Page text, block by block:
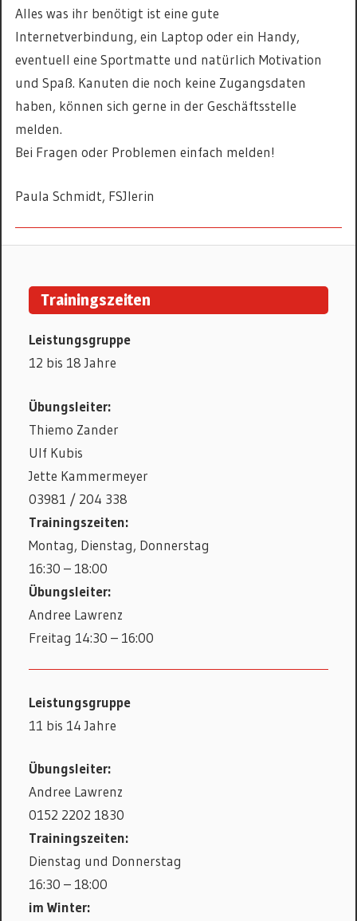
Alles was ihr benötigt ist eine gute
Internetverbindung, ein Laptop oder ein Handy,
eventuell eine Sportmatte und natürlich Motivation
und Spaß. Kanuten die noch keine Zugangsdaten
haben, können sich gerne in der Geschäftsstelle
melden.
Bei Fragen oder Problemen einfach melden!
Paula Schmidt, FSJlerin
KANURENNSPORT
Trainingszeiten
Leistungsgruppe
12 bis 18 Jahre
Übungsleiter:
Thiemo Zander
Ulf Kubis
Jette Kammermeyer
03981 / 204 338
Trainingszeiten:
Montag, Dienstag, Donnerstag
16:30 – 18:00
Übungsleiter:
Andree Lawrenz
Freitag 14:30 – 16:00
Leistungsgruppe
11 bis 14 Jahre
Übungsleiter:
Andree Lawrenz
0152 2202 1830
Trainingszeiten:
Dienstag und Donnerstag
16:30 – 18:00
im Winter: